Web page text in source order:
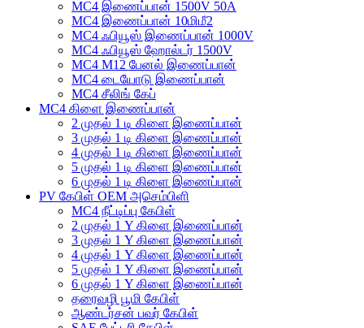
MC4 இணைப்பான் 1500V 50A
MC4 இணைப்பான் 10மிமீ2
MC4 ஃபியூஸ் இணைப்பான் 1000V
MC4 ஃபியூஸ் ஹோல்டர் 1500V
MC4 M12 பேனல் இணைப்பான்
MC4 டையோடு இணைப்பான்
MC4 சீலிங் கேப்
MC4 கிளை இணைப்பான்
2 முதல் 1 டி கிளை இணைப்பான்
3 முதல் 1 டி கிளை இணைப்பான்
4 முதல் 1 டி கிளை இணைப்பான்
5 முதல் 1 டி கிளை இணைப்பான்
6 முதல் 1 டி கிளை இணைப்பான்
PV கேபிள் OEM அசெம்பிளி
MC4 நீட்டிப்பு கேபிள்
2 முதல் 1 Y கிளை இணைப்பான்
3 முதல் 1 Y கிளை இணைப்பான்
4 முதல் 1 Y கிளை இணைப்பான்
5 முதல் 1 Y கிளை இணைப்பான்
6 முதல் 1 Y கிளை இணைப்பான்
தரைவழி பூமி கேபிள்
ஆண்டர்சன் பவர் கேபிள்